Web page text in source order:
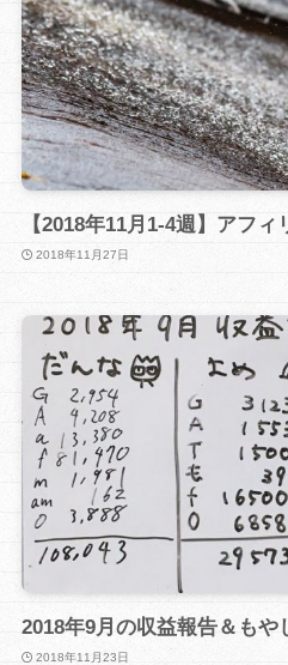
【2018年11月1-4週】アフ
2018年11月27日
2018年9月の収益報告＆もや
2018年11月23日